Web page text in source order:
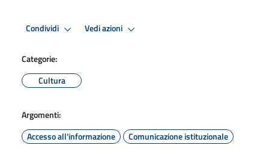
Condividi Vedi azioni
Categorie:
Cultura
Argomenti:
Accesso all'informazione
Comunicazione istituzionale